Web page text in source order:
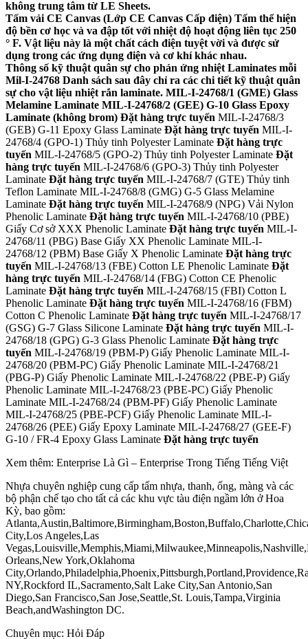
không trung tâm từ LE Sheets.
Tấm vải CE Canvas (Lớp CE Canvas Cấp điện) Tấm thể hiện
độ bền cơ học và va đập tốt với nhiệt độ hoạt động liên tục 250
° F. Vật liệu này là một chất cách điện tuyệt vời và được sử
dụng trong các ứng dụng điện và cơ khí khác nhau.
Thông số kỹ thuật quân sự cho phản ứng nhiệt Laminates mỗi
Mil-I-24768 Danh sách sau đây chỉ ra các chi tiết kỹ thuật quân
sự cho vật liệu nhiệt rắn laminate. MIL-I-24768/1 (GME) Glass
Melamine Laminate MIL-I-24768/2 (GEE) G-10 Glass Epoxy
Laminate (không brom) Đặt hàng trực tuyến MIL-I-24768/3
(GEB) G-11 Epoxy Glass Laminate Đặt hàng trực tuyến MIL-I-
24768/4 (GPO-1) Thủy tinh Polyester Laminate Đặt hàng trực
tuyến MIL-I-24768/5 (GPO-2) Thủy tinh Polyester Laminate Đặt
hàng trực tuyến MIL-I-24768/6 (GPO-3) Thủy tinh Polyester
Laminate Đặt hàng trực tuyến MIL-I-24768/7 (GTE) Thủy tinh
Teflon Laminate MIL-I-24768/8 (GMG) G-5 Glass Melamine
Laminate Đặt hàng trực tuyến MIL-I-24768/9 (NPG) Vải Nylon
Phenolic Laminate Đặt hàng trực tuyến MIL-I-24768/10 (PBE)
Giấy Cơ sở XXX Phenolic Laminate Đặt hàng trực tuyến MIL-I-
24768/11 (PBG) Base Giấy XX Phenolic Laminate MIL-I-
24768/12 (PBM) Base Giấy X Phenolic Laminate Đặt hàng trực
tuyến MIL-I-24768/13 (FBE) Cotton LE Phenolic Laminate Đặt
hàng trực tuyến MIL-I-24768/14 (FBG) Cotton CE Phenolic
Laminate Đặt hàng trực tuyến MIL-I-24768/15 (FBI) Cotton L
Phenolic Laminate Đặt hàng trực tuyến MIL-I-24768/16 (FBM)
Cotton C Phenolic Laminate Đặt hàng trực tuyến MIL-I-24768/17
(GSG) G-7 Glass Silicone Laminate Đặt hàng trực tuyến MIL-I-
24768/18 (GPG) G-3 Glass Phenolic Laminate Đặt hàng trực
tuyến MIL-I-24768/19 (PBM-P) Giấy Phenolic Laminate MIL-I-
24768/20 (PBM-PC) Giấy Phenolic Laminate MIL-I-24768/21
(PBG-P) Giấy Phenolic Laminate MIL-I-24768/22 (PBE-P) Giấy
Phenolic Laminate MIL-I-24768/23 (PBE-PC) Giấy Phenolic
Laminate MIL-I-24768/24 (PBM-PF) Giấy Phenolic Laminate
MIL-I-24768/25 (PBE-PCF) Giấy Phenolic Laminate MIL-I-
24768/26 (PEE) Giấy Epoxy Laminate MIL-I-24768/27 (GEE-F)
G-10 / FR-4 Epoxy Glass Laminate Đặt hàng trực tuyến
Xem thêm: Enterprise Là Gì – Enterprise Trong Tiếng Tiếng Việt
Nhựa chuyên nghiệp cung cấp tấm nhựa, thanh, ống, màng và các
bộ phận chế tạo cho tất cả các khu vực tàu điện ngầm lớn ở Hoa
Kỳ, bao gồm:
City,Los Angeles,Las
Orleans,New York,Oklahoma
NY,Rockford IL,Sacramento,Salt Lake City,San Antonio,San
Diego,San Francisco,San Jose,Seattle,St. Louis,Tampa,Virginia
Beach,andWashington DC.
Chuyên mục: Hỏi Đáp